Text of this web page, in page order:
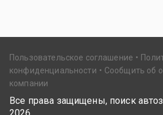
Пользовательское соглашение
конфиденциальности
Сообщить об
компании
Все права защищены, поиск